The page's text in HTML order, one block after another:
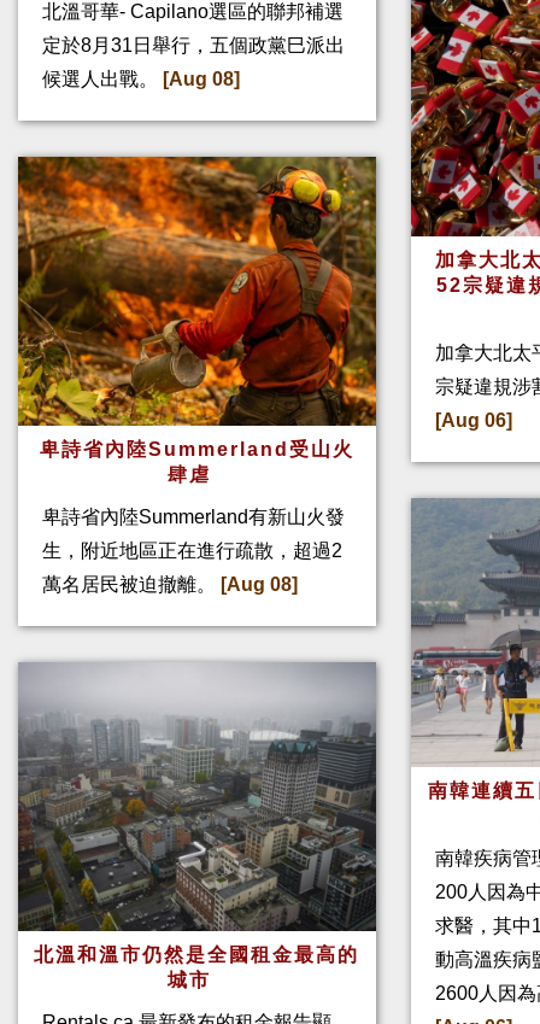
北溫哥華- Capilano選區的聯邦補選
定於8月31日舉行，五個政黨巳派出
候選人出戰。
[Aug 08]
卑詩省內陸Summerland受山火
肆虐
卑詩省內陸Summerland有新山火發
生，附近地區正在進行疏散，超過2
萬名居民被迫撤離。
[Aug 08]
北溫和溫市仍然是全國租金最高的
城市
加拿大北
52宗疑違
加拿大北太
宗疑違規涉
[Aug 06]
南韓連續
南韓疾病管
200人因為
求醫，其中
動高溫疾病
2600人因